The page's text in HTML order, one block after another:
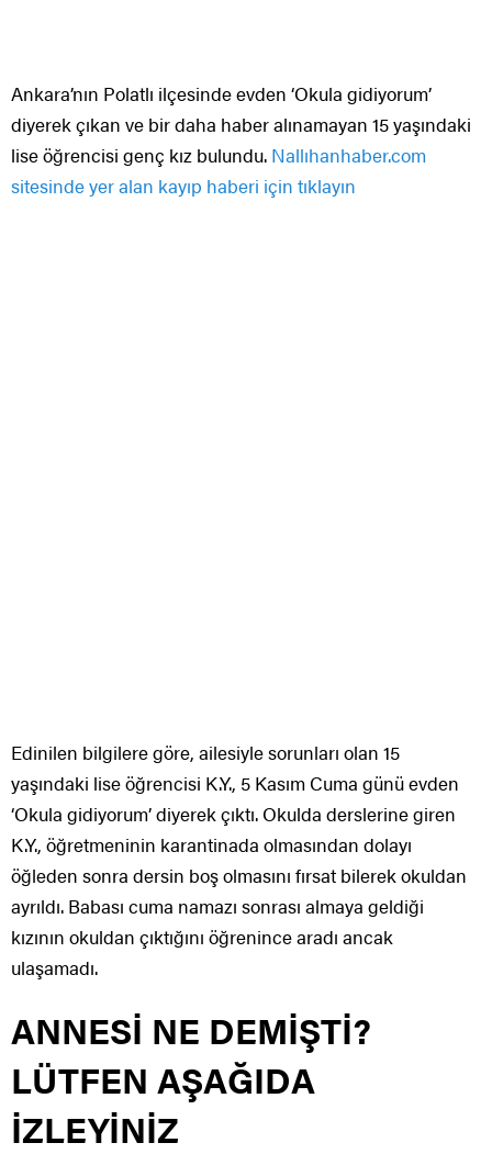
Ankara’nın Polatlı ilçesinde evden ‘Okula gidiyorum’
diyerek çıkan ve bir daha haber alınamayan 15 yaşındaki
lise öğrencisi genç kız bulundu. Nallıhanhaber.com
sitesinde yer alan kayıp haberi için tıklayın
Edinilen bilgilere göre, ailesiyle sorunları olan 15
yaşındaki lise öğrencisi K.Y., 5 Kasım Cuma günü evden
‘Okula gidiyorum’ diyerek çıktı. Okulda derslerine giren
K.Y., öğretmeninin karantinada olmasından dolayı
öğleden sonra dersin boş olmasını fırsat bilerek okuldan
ayrıldı. Babası cuma namazı sonrası almaya geldiği
kızının okuldan çıktığını öğrenince aradı ancak
ulaşamadı.
ANNESİ NE DEMİŞTİ?
LÜTFEN AŞAĞIDA
İZLEYİNİZ